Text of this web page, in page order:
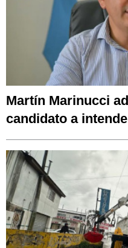
Martín Marinucci
candidato a